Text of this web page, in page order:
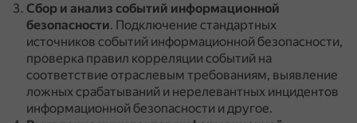
Сбор и анализ событий информационной
безопасности. Подключение стандартных
источников событий информационной безопасности,
проверка правил корреляции событий на
соответствие отраслевым требованиям, выявление
ложных срабатываний и нерелевантных инцидентов
информационной безопасности и другое.